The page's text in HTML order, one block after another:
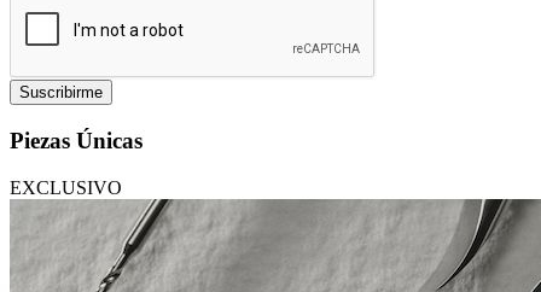
Suscribirme
Piezas Únicas
EXCLUSIVO